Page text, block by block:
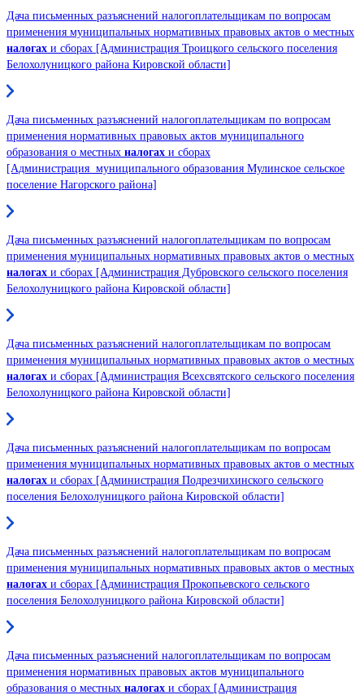
Дача письменных разъяснений налогоплательщикам по вопросам
применения муниципальных нормативных правовых актов о местных
налогах и сборах [Администрация Троицкого сельского поселения
Белохолуницкого района Кировской области]
Дача письменных разъяснений налогоплательщикам по вопросам
применения нормативных правовых актов муниципального
образования о местных налогах и сборах
[Администрация муниципального образования Мулинское сельское
поселение Нагорского района]
Дача письменных разъяснений налогоплательщикам по вопросам
применения муниципальных нормативных правовых актов о местных
налогах и сборах [Администрация Дубровского сельского поселения
Белохолуницкого района Кировской области]
Дача письменных разъяснений налогоплательщикам по вопросам
применения муниципальных нормативных правовых актов о местных
налогах и сборах [Администрация Всехсвятского сельского поселения
Белохолуницкого района Кировской области]
Дача письменных разъяснений налогоплательщикам по вопросам
применения муниципальных нормативных правовых актов о местных
налогах и сборах [Администрация Подрезчихинского сельского
поселения Белохолуницкого района Кировской области]
Дача письменных разъяснений налогоплательщикам по вопросам
применения муниципальных нормативных правовых актов о местных
налогах и сборах [Администрация Прокопьевского сельского
поселения Белохолуницкого района Кировской области]
Дача письменных разъяснений налогоплательщикам по вопросам
применения нормативных правовых актов муниципального
образования о местных налогах и сборах [Администрация